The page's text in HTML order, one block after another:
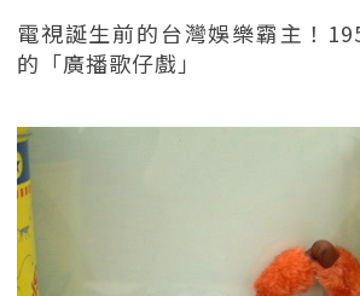
電視誕生前的台灣娛樂霸主！
的「廣播歌仔戲」